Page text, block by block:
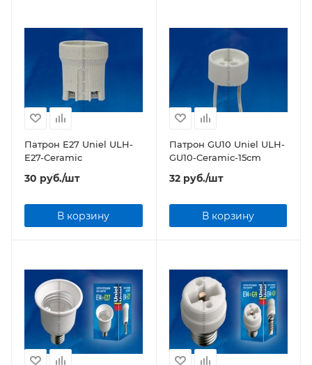
Патрон Е27 Uniel ULH-
E27-Ceramic
30 руб./шт
В корзину
Патрон GU10 Uniel ULH-
GU10-Ceramic-15cm
32руб./шт
В корзину